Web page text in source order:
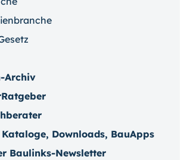
Archiv
Downloads, BauApps
Baulinks-Newsletter